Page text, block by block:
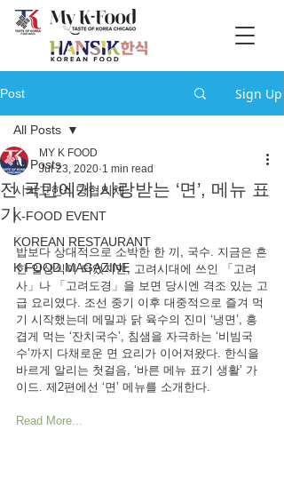
Post Sign Up
All Posts
시카고한식당협의체
K-FOOD EVENT
KOREAN RESTAURANT
K FOOD MAGAZINE
All Posts
전 국민에게 사랑받는 ‘면’, 메뉴 표
기
MY K FOOD
Jul 23, 2020 1 min read
밥보다 상대적으로 소박한 한 끼, 국수. 지금은 흔
한 일상식이 되었지만, 고려시대에 쓰인 「고려
사」나 「고려도경」을 보면 당시엔 격조 있는 고
급 요리였다. 조선 중기 이후 대중적으로 즐겨 먹
기 시작했는데 메밀과 닭 육수의 진미 ‘냉면’, 흥
겹게 먹는 ‘잔치국수’, 침샘을 자극하는 ‘비빔국
수’까지 다채로운 면 요리가 이어져왔다. 한식을
바르게 알리는 첫걸음, ‘바른 메뉴 표기 생활’ 가
이드. 제2편에선 ‘면’ 메뉴를 소개한다.
Read More...